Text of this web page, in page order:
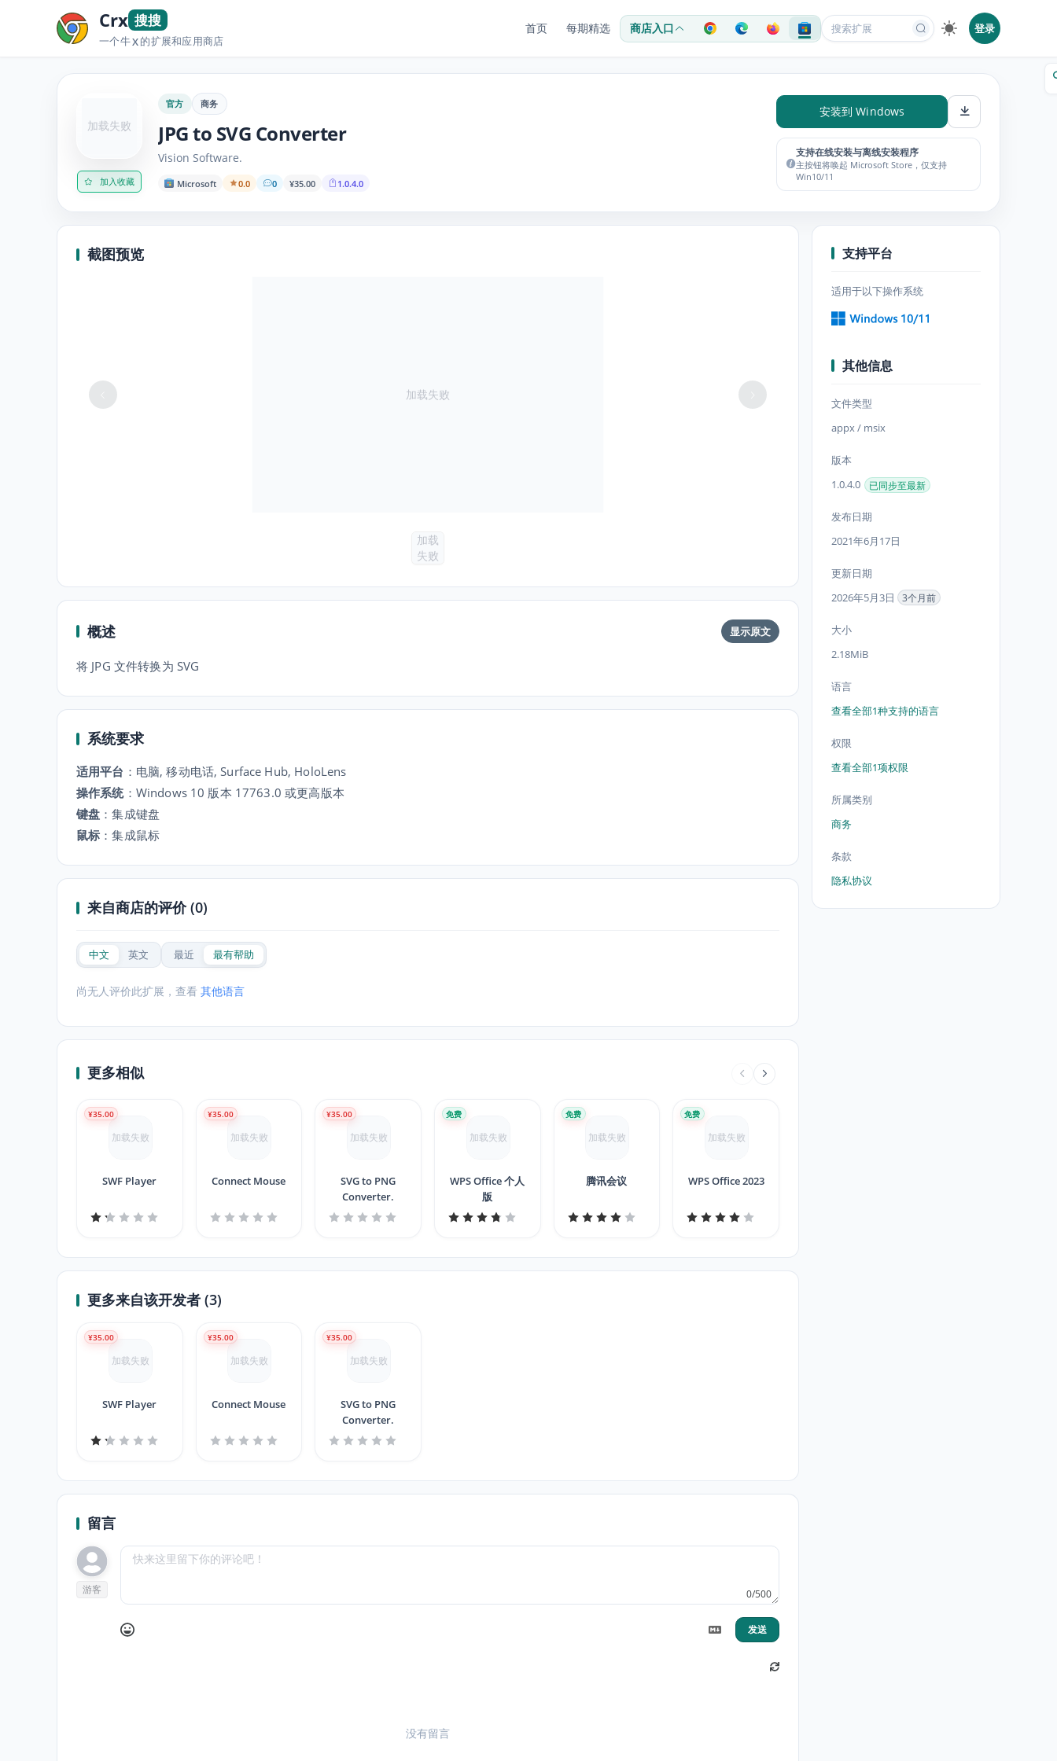
Crx 搜搜
一个牛X的扩展和应用商店
首页 每期精选 商店入口 登录
加载失败
加入收藏
官方 商务
JPG to SVG Converter
Vision Software.
Microsoft 0.0 0 ¥35.00 1.0.4.0
安装到 Windows
支持在线安装与离线安装程序
主按钮将唤起 Microsoft Store，仅支持
Win10/11
截图预览
加载失败
加载
失败
概述 显示原文
将 JPG 文件转换为 SVG
系统要求
适用平台 ： 电脑, 移动电话, Surface Hub, HoloLens
操作系统： Windows 10 版本 17763.0 或更高版本
键盘 ：集成键盘
鼠标 ：集成鼠标
来自商店的评价 (0)
中文 英文 最近 最有帮助
尚无人评价此扩展，查看 其他语言
更多相似
加载失败
SWF Player
¥35.00
加载失败
Connect Mouse
¥35.00
加载失败
SVG to PNG
Converter.
¥35.00
加载失败
WPS Office 个人
版
免费
加载失败
腾讯会议
免费
加载失败
WPS Office 2023
免费
更多来自该开发者 (3)
加载失败
SWF Player
¥35.00
加载失败
Connect Mouse
¥35.00
加载失败
SVG to PNG
Converter.
¥35.00
留言
游客 0/500
发送
没有留言
支持平台
适用于以下操作系统
其他信息
文件类型
appx / msix
版本
1.0.4.0
已同步至最新
发布日期
2021年6月17日
更新日期
2026年5月3日
3个月前
大小
2.18MiB
语言
查看全部1种支持的语言
权限
查看全部1项权限
所属类别
商务
条款
隐私协议